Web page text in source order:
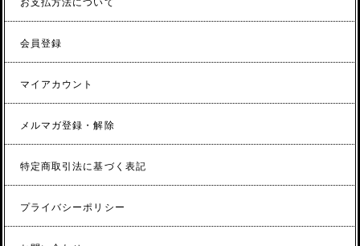
お支払方法について
会員登録
マイアカウント
メルマガ登録・解除
特定商取引法に基づく表記
プライバシーポリシー